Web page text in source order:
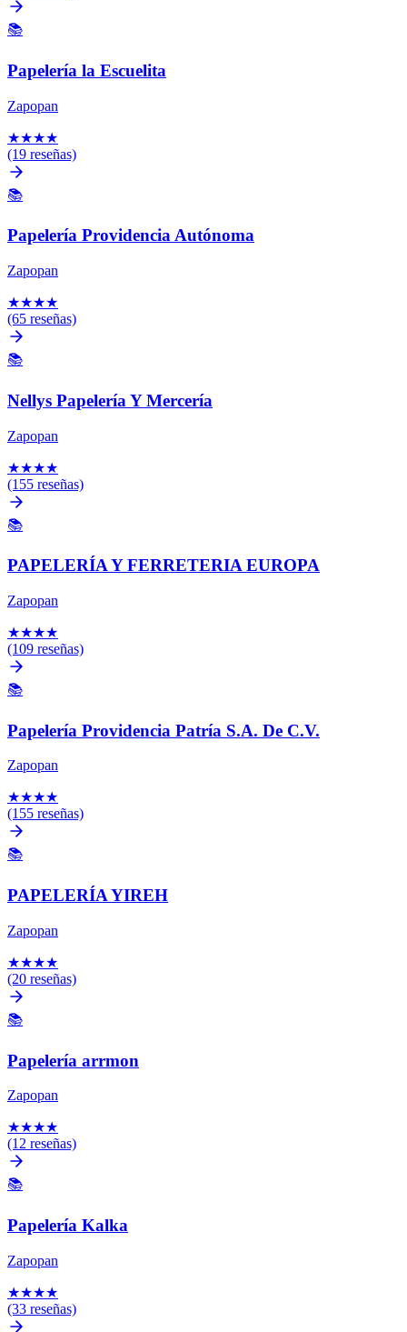
📚
Papelería la Escuelita
Zapopan
★★★★
(19 reseñas)
📚
Papelería Providencia Autónoma
Zapopan
★★★★
(65 reseñas)
📚
Nellys Papelería Y Mercería
Zapopan
★★★★
(155 reseñas)
📚
PAPELERÍA Y FERRETERIA EUROPA
Zapopan
★★★★
(109 reseñas)
📚
Papelería Providencia Patría S.A. De C.V.
Zapopan
★★★★
(155 reseñas)
📚
PAPELERÍA YIREH
Zapopan
★★★★
(20 reseñas)
📚
Papelería arrmon
Zapopan
★★★★
(12 reseñas)
📚
Papelería Kalka
Zapopan
★★★★
(33 reseñas)